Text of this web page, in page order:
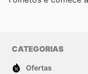
CATEGORIAS
Ofertas